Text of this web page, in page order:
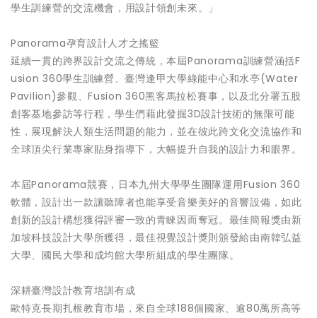
學生訓練營的交流機會，用設計領創未來。」
Panorama孕育設計人才之搖籃
延續一貫的跨界設計交流之傳統，本屆Panorama訓練營涵括F
usion 360學生訓練營、臺灣逢甲大學綠能中心和水亭(Water
Pavilion)參觀、Fusion 360黑客馬拉松賽事，以及北分署五股
創客基地參訪等行程，學生們藉此發掘3D設計技術的無限可能
性，展現解決人類生活問題的能力，並在彼此跨文化交流協作和
全球頂尖行業專家貼身指導下，大幅提升自我的設計力和眼界。
本屆Panorama競賽，日本九州大學學生團隊運用Fusion 360
軟體，設計出一款讓聽障者也能享受音樂美好的音響設備，如此
創新的設計構想獲得評審一致的青睞因而奪冠。最佳簡報獎由新
加坡科技設計大學所獲得，最佳視覺設計獎則頒發給由南韓弘益
大學、國民大學和成均館大學所組成的學生團隊。
深耕臺灣設計教育培訓有成
歐特克長期扎根教育市場，來自全球188個國家、逾80萬所高等